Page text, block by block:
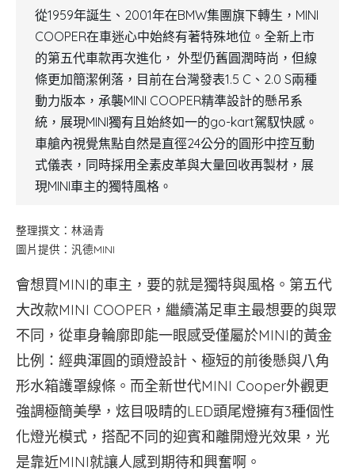
從1959年誕生、2001年在BMW集團旗下轉生，MINI
COOPER在車迷心中始終有著特殊地位。全新上市
的第五代車款再次進化， 外型仍舊圓潤時尚，但線
條更加簡潔俐落，目前在台灣發表1.5 C、2.0 S兩種
動力版本，承襲MINI COOPER精準設計的懸吊系
統，展現MINI獨有且始終如一的go-kart駕馭快感。
車艙內視覺焦點自然是直徑24公分的圓形中控互動
式儀表，同時採用全素皮革與大量回收再製材，展
現MINI車主的獨特風格。
整理撰文：林涵青
圖片提供：汎德MINI
會想買MINI的車主，要的就是獨特與風格。第五代
大改款MINI COOPER，繼續滿足車主最想要的與眾
不同，從車身輪廓即能一眼感受僅屬於MINI的黃金
比例：經典渾圓的頭燈設計、極短的前後懸與八角
形水箱護罩線條。而全新世代MINI Cooper外觀更
強調極簡美學，炫目吸睛的LED頭尾燈擁有3種個性
化燈光模式，搭配不同的迎賓和離開燈光效果，光
是靠近MINI就讓人感到期待和興奮啊。